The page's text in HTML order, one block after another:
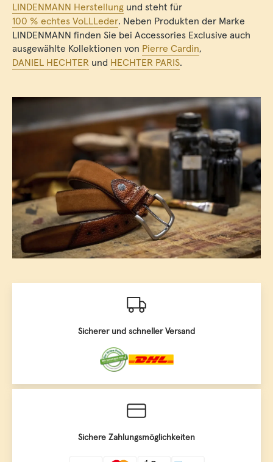
LINDENMANN Herstellung und steht für
100 % echtes VoLLLeder. Neben Produkten der Marke
LINDENMANN finden Sie bei Accessories Exclusive auch
ausgewählte Kollektionen von Pierre Cardin,
DANIEL HECHTER und HECHTER PARIS.
Sicherer und schneller Versand
Sichere Zahlungsmöglichkeiten